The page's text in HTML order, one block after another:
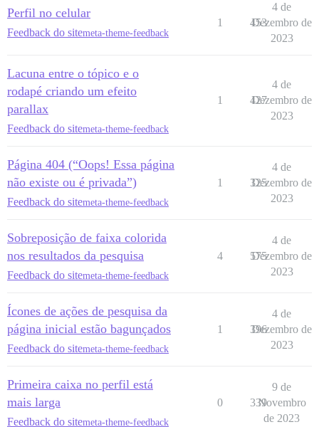
Perfil no celular
Feedback do sitemeta-theme-feedback
1 453
4 de
Dezembro de
2023
Lacuna entre o tópico e o
rodapé criando um efeito
parallax
Feedback do sitemeta-theme-feedback
1 427
4 de
Dezembro de
2023
Página 404 (“Oops! Essa página
não existe ou é privada”)
Feedback do sitemeta-theme-feedback
1 325
4 de
Dezembro de
2023
Sobreposição de faixa colorida
nos resultados da pesquisa
Feedback do sitemeta-theme-feedback
4 575
4 de
Dezembro de
2023
Ícones de ações de pesquisa da
página inicial estão bagunçados
Feedback do sitemeta-theme-feedback
1 396
4 de
Dezembro de
2023
Primeira caixa no perfil está
mais larga
Feedback do sitemeta-theme-feedback
0 339
9 de
Novembro
de 2023